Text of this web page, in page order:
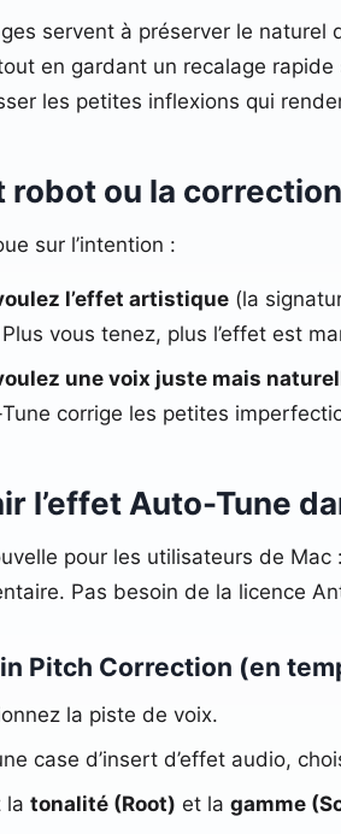
servent à préserver le naturel
en gardant un recalage
les petites inflexions qui
robot ou la
sur l’intention :
l’effet artistique(la
vous tenez, plus l’effet est
une voix juste mais
Tune corrige les petites
l’effet Auto-Tune
pour les utilisateurs de Mac :
Pas besoin de la licence
Pitch Correction (en
la piste de voix.
case d’insert d’effet audio,
la tonalité (Root) et la gamme